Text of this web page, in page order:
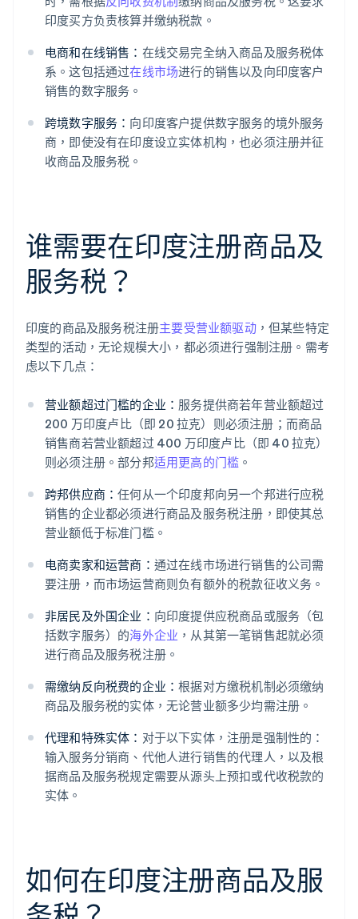
印度买方负责核算并缴纳税款。
电商和在线销售： 在线交易完全纳入商品及服务税体
系。这包括通过在线市场进行的销售以及向印度客户
销售的数字服务。
跨境数字服务： 向印度客户提供数字服务的境外服务
商，即使没有在印度设立实体机构，也必须注册并征
收商品及服务税。
谁需要在印度注册商品及
服务税？
印度的商品及服务税注册主要受营业额驱动，但某些特定
类型的活动，无论规模大小，都必须进行强制注册。需考
虑以下几点：
营业额超过门槛的企业： 服务提供商若年营业额超过
200 万印度卢比（即 20 拉克）则必须注册；而商品
销售商若营业额超过 400 万印度卢比（即 40 拉克）
则必须注册。部分邦适用更高的门槛 。
跨邦供应商：任何从一个印度邦向另一个邦进行应税
销售的企业都必须进行商品及服务税注册，即使其总
营业额低于标准门槛。
电商卖家和运营商： 通过在线市场进行销售的公司需
要注册，而市场运营商则负有额外的税款征收义务。
非居民及外国企业： 向印度提供应税商品或服务（包
括数字服务）的海外企业 ，从其第一笔销售起就必须
进行商品及服务税注册。
需缴纳反向税费的企业：根据对方缴税机制必须缴纳
商品及服务税的实体，无论营业额多少均需注册。
代理和特殊实体： 对于以下实体，注册是强制性的：
输入服务分销商、代他人进行销售的代理人，以及根
据商品及服务税规定需要从源头上预扣或代收税款的
实体。
如何在印度注册商品及服